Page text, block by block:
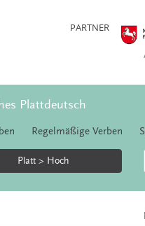
PARTNER
Plattdeutsch
Regelmäßige Verben
Platt > Hoch